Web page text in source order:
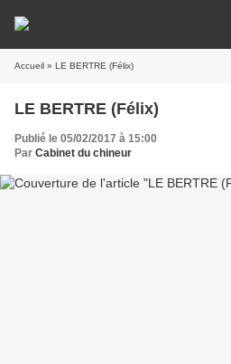
Accueil » LE BERTRE (Félix)
LE BERTRE (Félix)
Publié le 05/02/2017 à 15:00
Par Cabinet du chineur